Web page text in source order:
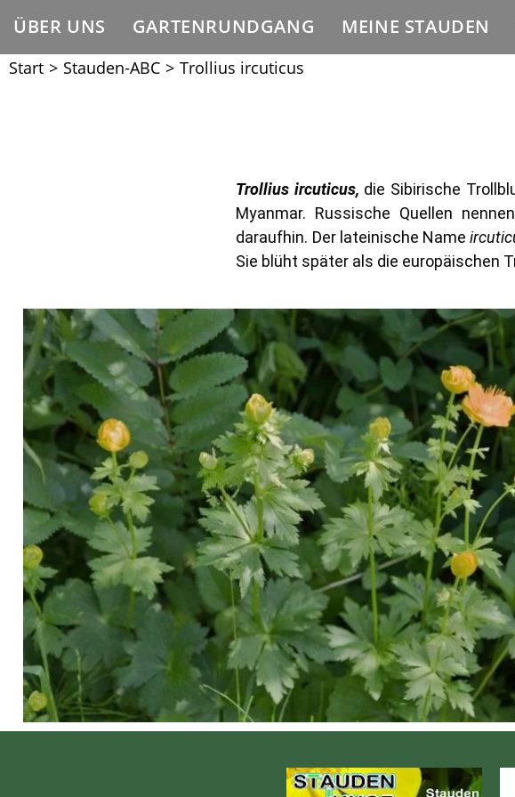
ÜBER UNS GARTENRUNDGANG MEINE STAUDEN
Start > Stauden-ABC > Trollius ircuticus
Trollius ircuticus, die Sibirische
Myanmar. Russische Quellen
daraufhin. Der lateinische Name
Sie blüht später als die europäischen